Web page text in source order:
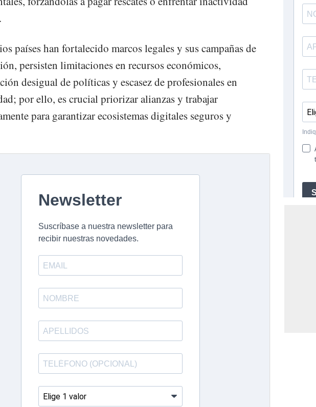
países han fortalecido marcos legales y sus campañas de
persisten limitaciones en recursos económicos,
desigual de políticas y escasez de profesionales en
por ello, es crucial priorizar alianzas y trabajar
para garantizar ecosistemas digitales seguros y